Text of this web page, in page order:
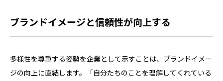
ます。 本記事では、中小店舗が実践しやすい新規顧客獲得
方法を予算別に紹介。業種ごとのおす…
ブランドイメージと信頼性が向上する
多様性を尊重する姿勢を企業として示すことは、ブランドイメー
ジの向上に直結します。「自分たちのことを理解してくれている